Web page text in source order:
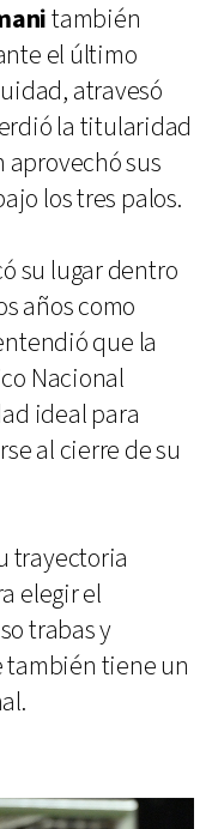
también
el último
atravesó
la titularidad
sus
los tres palos.
su lugar dentro
años como
que la
Nacional
ideal para
al cierre de su
trayectoria
elegir el
trabas y
también tiene un